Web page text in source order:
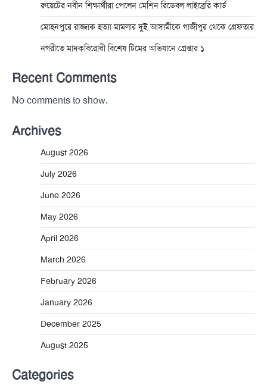
রুয়েটের নবীন শিক্ষার্থীরা পেলেন মেশিন রিডেবল লাইব্রেরি কার্ড
মোহনপুরে রাজ্জাক হত্যা মামলার দুই আসামীকে গাজীপুর থেকে গ্রেফতার
নগরীতে মাদকবিরোধী বিশেষ টিমের অভিযানে গ্রেপ্তার ১
Recent Comments
No comments to show.
Archives
August 2026
July 2026
June 2026
May 2026
April 2026
March 2026
February 2026
January 2026
December 2025
August 2025
Categories